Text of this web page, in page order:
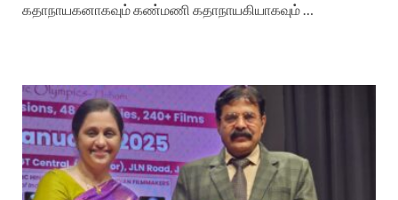
கதாநாயகனாகவும் கண்மணி கதாநாயகியாகவும் …